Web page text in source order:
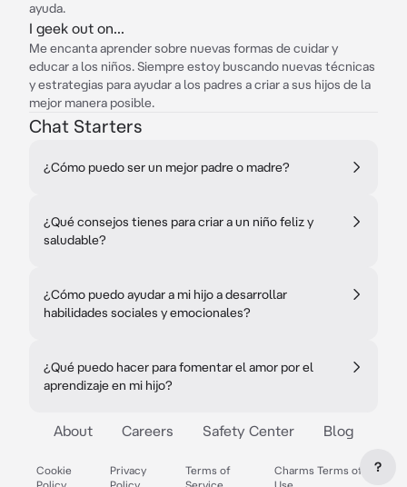
ayuda.
I geek out on...
Me encanta aprender sobre nuevas formas de cuidar y
educar a los niños. Siempre estoy buscando nuevas técnicas
y estrategias para ayudar a los padres a criar a sus hijos de la
mejor manera posible.
Chat Starters
¿Cómo puedo ser un mejor padre o madre?
¿Qué consejos tienes para criar a un niño feliz y
saludable?
¿Cómo puedo ayudar a mi hijo a desarrollar
habilidades sociales y emocionales?
¿Qué puedo hacer para fomentar el amor por el
aprendizaje en mi hijo?
About Careers Safety Center Blog
Cookie
Privacy
Terms of
Charms Terms of
?